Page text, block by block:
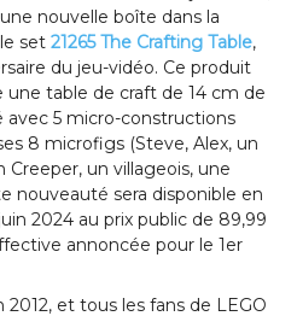
nouvelle boîte dans la
set 21265 The Crafting Table,
du jeu-vidéo. Ce produit
une table de craft de 14 cm de
5 micro-constructions
8 microfigs (Steve, Alex, un
un villageois, une
nouveauté sera disponible en
2024 au prix public de 89,99
annoncée pour le 1er
et tous les fans de LEGO